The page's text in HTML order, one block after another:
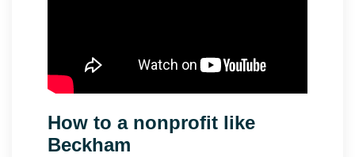
How to a nonprofit like
Beckham